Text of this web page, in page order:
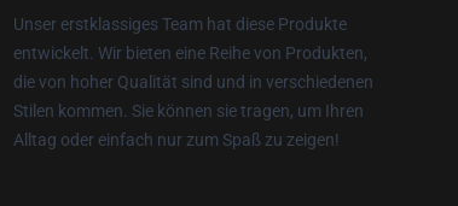
Unser erstklassiges Team hat diese Produkte
entwickelt. Wir bieten eine Reihe von Produkten,
die von hoher Qualität sind und in verschiedenen
Stilen kommen. Sie können sie tragen, um Ihren
Alltag oder einfach nur zum Spaß zu zeigen!